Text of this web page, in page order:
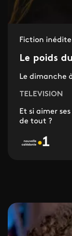
Fiction inédite
Le poids
Le dimanche
TELEVISION
Et si aimer
de tout ?